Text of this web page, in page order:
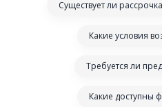
Существует ли
Какие условия
Требуется ли
Какие доступны